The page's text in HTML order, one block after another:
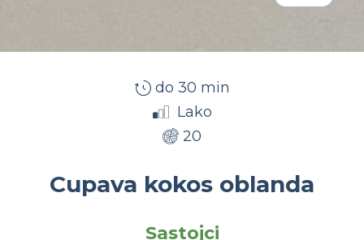
do 30 min
Lako
20
Cupava kokos oblanda
Sastojci